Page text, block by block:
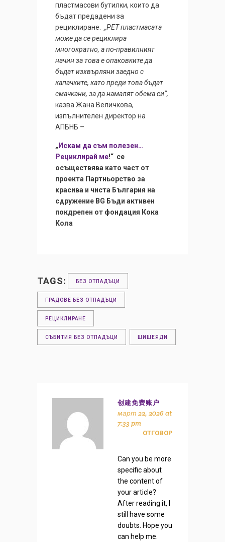
пластмасови бутилки, които да
бъдат предадени за
рециклиране. „PET пластмасата
може да се рециклира
многократно, а по-правилният
начин за това е опаковките да
бъдат изхвърляни заедно с
капачките, като преди това бъдат
смачкани, за да намалят обема си“,
казва Жана Величкова,
изпълнителен директор на
АПБНБ –
„ Искам да съм полезен…
Рециклирай ме!“ се
осъществява като част от
проекта Партньорство за
красива и чиста България на
сдружение BG Бъди активен
покдрепен от фондация Кока
Кола
TAGS: БЕЗ ОТПАДЪЦИ
ГРАДОВЕ БЕЗ ОТПАДЪЦИ
РЕЦИКЛИРАНЕ
СЪБИТИЯ БЕЗ ОТПАДЪЦИ ШИШЕЯДИ
创建免费账户
март 22, 2026 at
7:33 pm
ОТГОВОР
Can you be more
specific about
the content of
your article?
After reading it, I
still have some
doubts. Hope you
can help me.